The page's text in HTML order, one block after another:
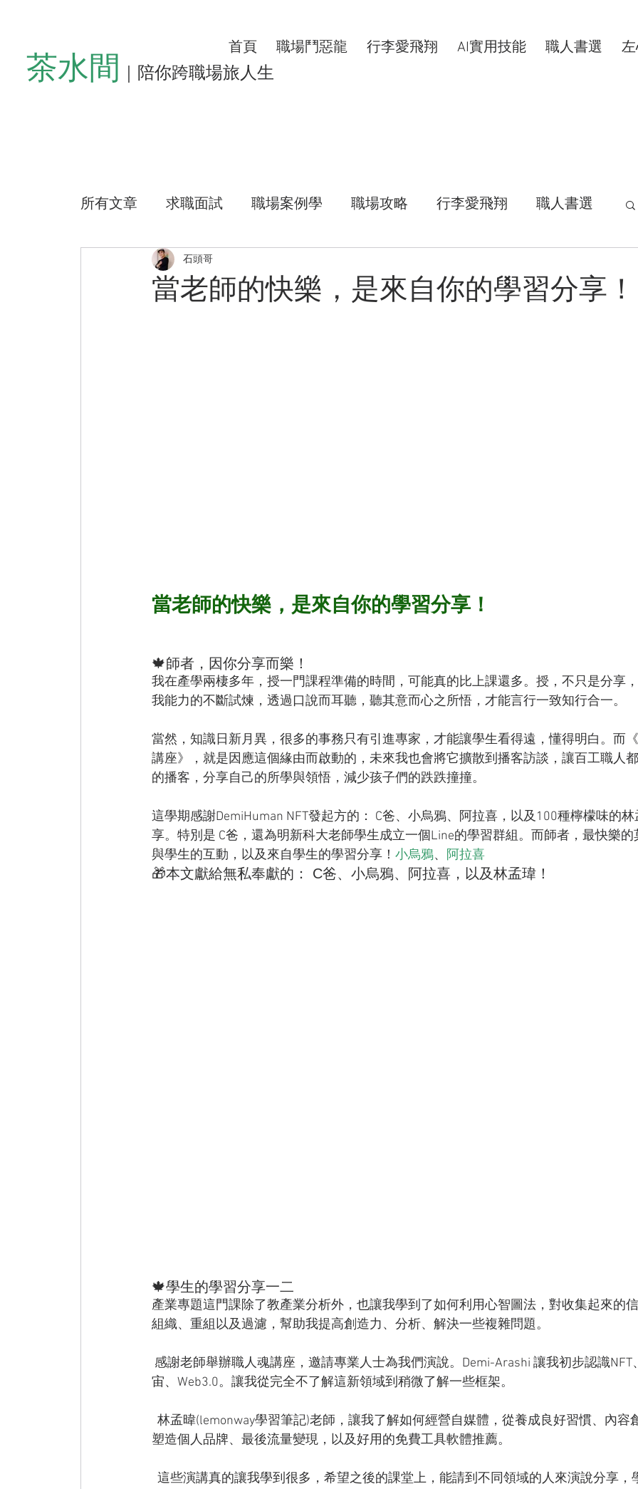
茶水間 ｜陪你跨職場旅人生
首頁 職場鬥惡龍 行李愛飛翔 AI實用技能 職人書選
所有文章 求職面試 職場案例學 職場攻略 行李愛飛翔 職人書選
懶人沙發 左心房空位
當老師的快樂，是來自你的學習分享！
石頭哥
當老師的快樂，是來自你的學習分享！
🍁師者，因你分享而樂！
我在產學兩棲多年，授一門課程準備的時間，可能真的比上課還多。授，不只是分享
我能力的不斷試煉，透過口說而耳聽，聽其意而心之所悟，才能言行一致知行合一。
當然，知識日新月異，很多的事務只有引進專家，才能讓學生看得遠，懂得明白。而
講座》，就是因應這個緣由而啟動的，未來我也會將它擴散到播客訪談，讓百工職人
的播客，分享自己的所學與領悟，減少孩子們的跌跌撞撞。
這學期感謝DemiHuman NFT發起方的： C爸、小烏鴉、阿拉喜，以及100種檸檬味的
享。特別是 C爸，還為明新科大老師學生成立一個Line的學習群組。而師者，最快樂的
與學生的互動，以及來自學生的學習分享！ 小烏鴉、 阿拉喜
🎁本文獻給無私奉獻的： C爸、小烏鴉、阿拉喜，以及林孟瑋！
🍁學生的學習分享一二
產業專題這門課除了教產業分析外，也讓我學到了如何利用心智圖法，對收集起來的
組織、重組以及過濾，幫助我提高創造力、分析、解決一些複雜問題。
宙、Web3.0。讓我從完全不了解這新領域到稍微了解一些框架。
塑造個人品牌、最後流量變現，以及好用的免費工具軟體推薦。